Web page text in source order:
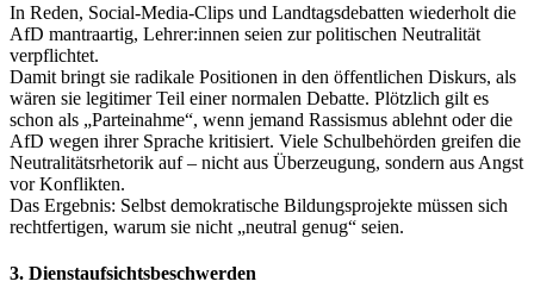
In Reden, Social-Media-Clips und Landtagsdebatten wiederholt die
AfD mantraartig, Lehrer:innen seien zur politischen Neutralität
verpflichtet.
Damit bringt sie radikale Positionen in den öffentlichen Diskurs, als
wären sie legitimer Teil einer normalen Debatte. Plötzlich gilt es
schon als „Parteinahme“, wenn jemand Rassismus ablehnt oder die
AfD wegen ihrer Sprache kritisiert. Viele Schulbehörden greifen die
Neutralitätsrhetorik auf – nicht aus Überzeugung, sondern aus Angst
vor Konflikten.
Das Ergebnis: Selbst demokratische Bildungsprojekte müssen sich
rechtfertigen, warum sie nicht „neutral genug“ seien.
3. Dienstaufsichtsbeschwerden